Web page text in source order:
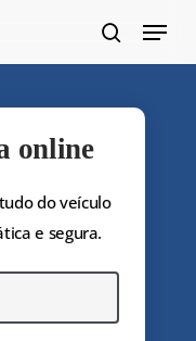
Menu
online
do veículo
e segura.